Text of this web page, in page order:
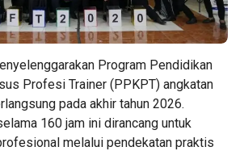
Program Pendidikan
Profesi Trainer (PPKPT) angkatan
pada akhir tahun 2026.
160 jam ini dirancang untuk
melalui pendekatan praktis